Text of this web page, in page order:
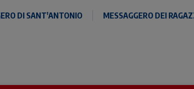
DI SANT'ANTONIO MESSAGGERO DEI